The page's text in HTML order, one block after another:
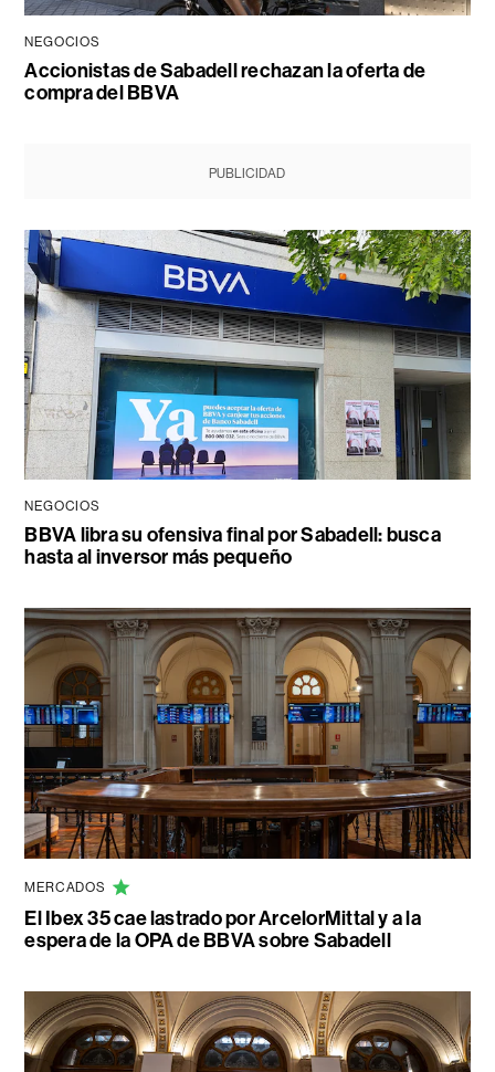
NEGOCIOS
Accionistas de Sabadell rechazan la oferta de
compra del BBVA
PUBLICIDAD
NEGOCIOS
BBVA libra su ofensiva final por Sabadell: busca
hasta al inversor más pequeño
MERCADOS
El Ibex 35 cae lastrado por ArcelorMittal y a la
espera de la OPA de BBVA sobre Sabadell